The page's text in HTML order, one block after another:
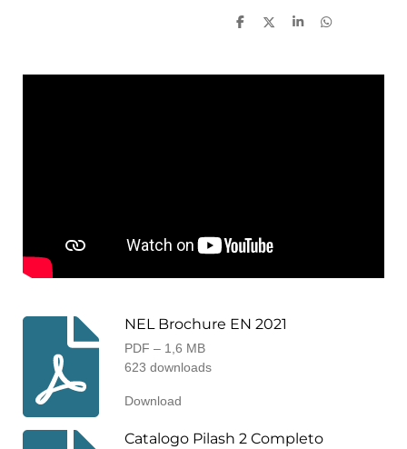
D
n
D
S
e
D
n
NEL Brochure EN 2021
PDF – 1,6 MB
623 downloads
Download
Catalogo Pilash 2 Completo